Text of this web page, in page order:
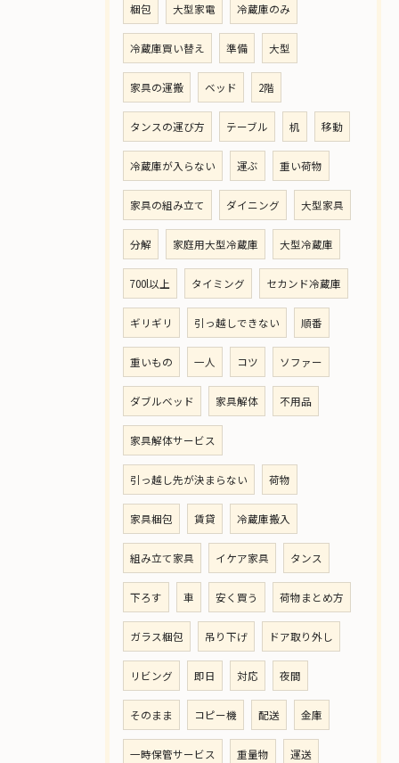
梱包 大型家電 冷蔵庫のみ
冷蔵庫買い替え 準備 大型
家具の運搬 ベッド 2階
タンスの運び方 テーブル 机 移動
冷蔵庫が入らない 運ぶ 重い荷物
家具の組み立て ダイニング 大型家具
分解 家庭用大型冷蔵庫 大型冷蔵庫
700l以上 タイミング セカンド冷蔵庫
ギリギリ 引っ越しできない 順番
重いもの 一人 コツ ソファー
ダブルベッド 家具解体 不用品
家具解体サービス
引っ越し先が決まらない 荷物
家具梱包 賃貸 冷蔵庫搬入
組み立て家具 イケア家具 タンス
下ろす 車 安く買う 荷物まとめ方
ガラス梱包 吊り下げ ドア取り外し
リビング 即日 対応 夜間
そのまま コピー機 配送 金庫
一時保管サービス 重量物 運送